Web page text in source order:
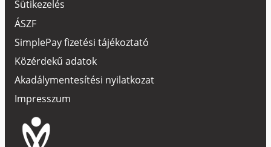
Sütikezelés
ÁSZF
SimplePay fizetési tájékoztató
Közérdekű adatok
Akadálymentesítési nyilatkozat
Impresszum